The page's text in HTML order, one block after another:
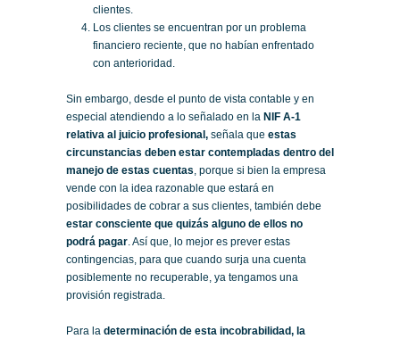
clientes.
Los clientes se encuentran por un problema
financiero reciente, que no habían enfrentado
con anterioridad.
Sin embargo, desde el punto de vista contable y en
especial atendiendo a lo señalado en la NIF A-1
relativa al juicio profesional, señala que estas
circunstancias deben estar contempladas dentro del
manejo de estas cuentas, porque si bien la empresa
vende con la idea razonable que estará en
posibilidades de cobrar a sus clientes, también debe
estar consciente que quizás alguno de ellos no
podrá pagar. Así que, lo mejor es prever estas
contingencias, para que cuando surja una cuenta
posiblemente no recuperable, ya tengamos una
provisión registrada.
Para la determinación de esta incobrabilidad, la